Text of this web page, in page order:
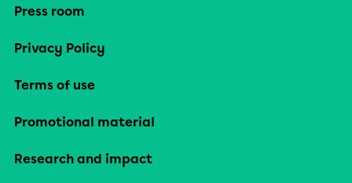
Press room
Privacy Policy
Terms of use
Promotional material
Research and impact